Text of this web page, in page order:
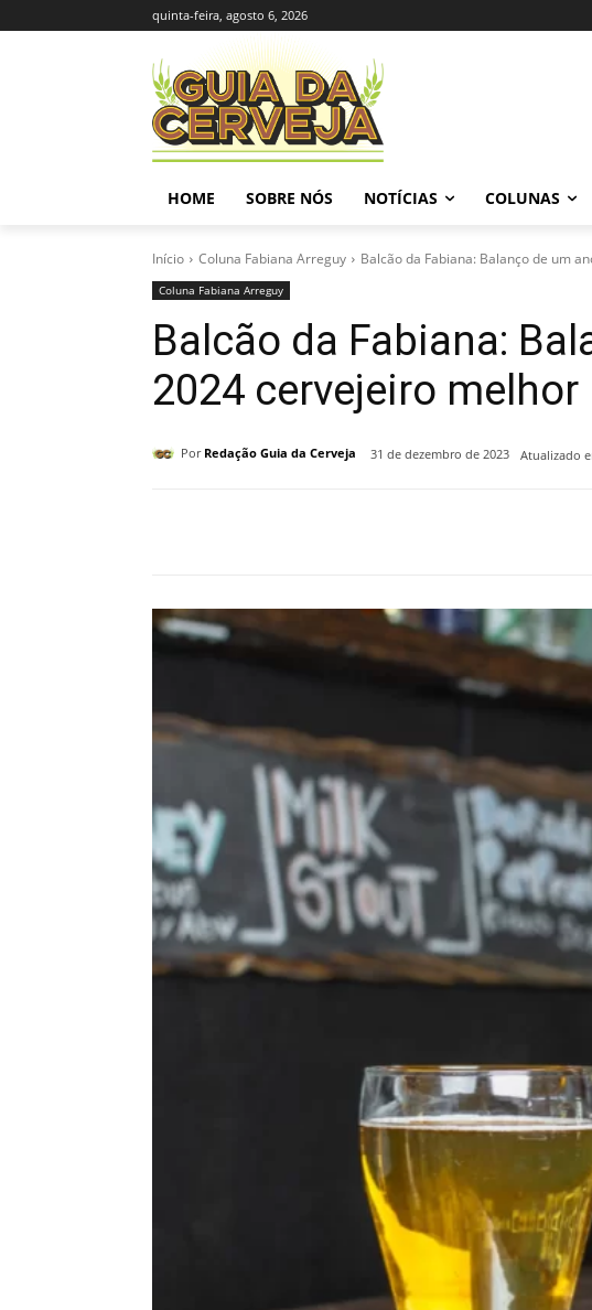
quinta-feira, agosto 6, 2026
HOME SOBRE NÓS NOTÍCIAS COLUNAS
Início Coluna Fabiana Arreguy Balcão da Fabiana: Balanço de um
Coluna Fabiana Arreguy
Balcão da Fabiana:
2024 cervejeiro melhor
Por Redação Guia da Cerveja 31 de dezembro de 2023 Atualizado